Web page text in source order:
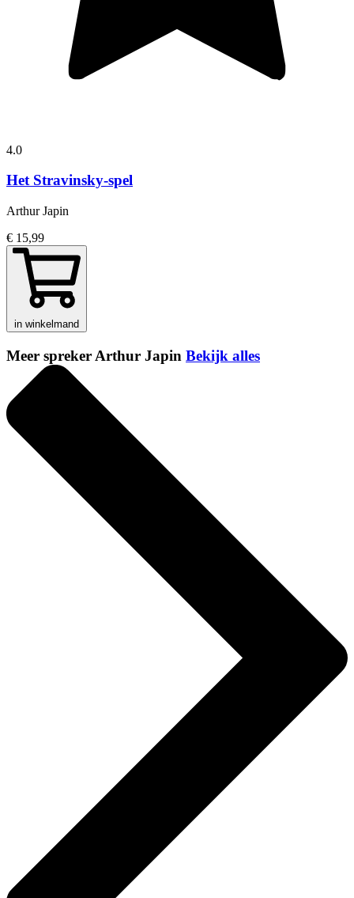
4.0
Het Stravinsky-spel
Arthur Japin
€ 15,99
in winkelmand
Meer spreker Arthur Japin Bekijk alles